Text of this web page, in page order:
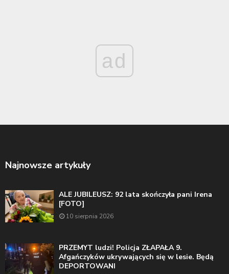
ad
Najnowsze artykuły
ALE JUBILEUSZ: 92 lata skończyła pani Irena
[FOTO]
10 sierpnia 2026
PRZEMYT ludzi! Policja ZŁAPAŁA 9.
Afgańczyków ukrywających się w lesie. Będą
DEPORTOWANI